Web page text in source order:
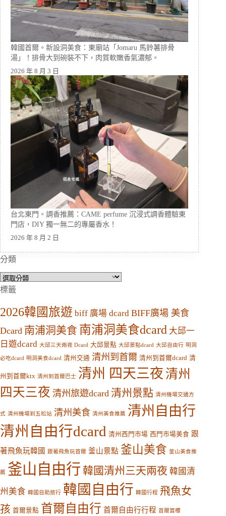
韓國首爾。新設洞美食：東廟站「Jomaru 馬鈴薯排骨
湯」！排骨大到碗裝不下，肉質軟嫩香氣濃郁。
2026 年 8 月 3 日
台北東門。調香推薦：CAME perfume 沉浸式調香體驗東
門店，DIY 獨一無二的專屬香水！
2026 年 8 月 2 日
分類
分
類
標籤
2026韓國旅遊 biff 廣場 dcard BIFF廣場 美食
Dcard 南浦洞美食 南浦洞美食dcard 大邱一
日遊dcard 大邱三天兩夜 Dcard 大邱景點 大邱景點dcard 大邱自由行 明洞
必吃dcard 明洞美食dcard 清州交通 清州到首爾 清州到首爾dcard 清
州到首爾ktx 清州到首爾巴士 清州 四天三夜 清州
四天三夜 清州旅遊dcard 清州景點 清州機場交通方
式 清州機場到五松站 清州美食 清州美食推薦 清州自由行
清州自由行dcard 清州西門市場 西門市場美食 跟
著飛魚玩韓國 跟著飛魚玩首爾 釜山景點 釜山美食 釜山美食推
薦 釜山自由行 韓國清州三天兩夜 韓國清
州美食 韓國自助旅行 韓國自由行 韓國行程 飛魚女
孩 首爾景點 首爾自由行 首爾自由行行程 首爾賞櫻